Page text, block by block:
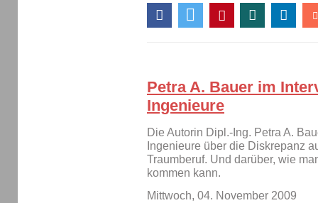
Petra A. Bauer im
Ingenieure
Die Autorin Dipl.-Ing. Petra A.
Ingenieure über die Diskrepanz
Traumberuf. Und darüber, wie
kommen kann.
Mittwoch, 04. November 2009